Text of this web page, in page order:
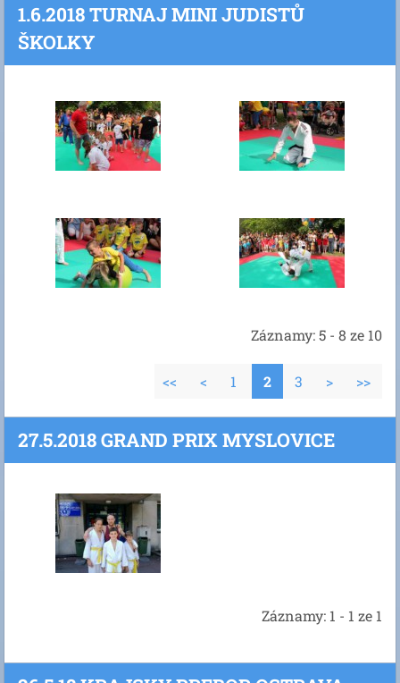
1.6.2018 TURNAJ MINI JUDISTŮ
ŠKOLKY
Záznamy: 5 - 8 ze 10
<< < 1 2 3 > >>
27.5.2018 GRAND PRIX MYSLOVICE
Záznamy: 1 - 1 ze 1